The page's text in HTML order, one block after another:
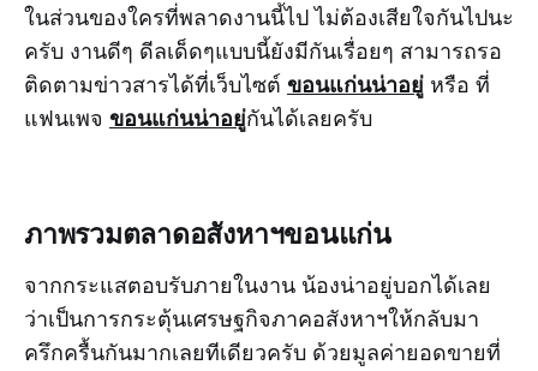
ในส่วนของใครที่พลาดงานนี้ไป ไม่ต้องเสียใจกันไปนะ
ครับ งานดีๆ ดีลเด็ดๆแบบนี้ยังมีกันเรื่อยๆ สามารถรอ
ติดตามข่าวสารได้ที่เว็บไซต์ ขอนแก่นน่าอยู่ หรือ ที่
แฟนเพจ ขอนแก่นน่าอยู่กันได้เลยครับ
ภาพรวมตลาดอสังหาฯขอนแก่น
จากกระแสตอบรับภายในงาน น้องน่าอยู่บอกได้เลย
ว่าเป็นการกระตุ้นเศรษฐกิจภาคอสังหาฯให้กลับมา
ครึกครื้นกันมากเลยทีเดียวครับ ด้วยมูลค่ายอดขายที่